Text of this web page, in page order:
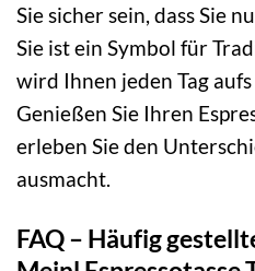
Sie sicher sein, dass Sie
Sie ist ein Symbol für
wird Ihnen jeden Tag
Genießen Sie Ihren
erleben Sie den
ausmacht.
FAQ – Häufig